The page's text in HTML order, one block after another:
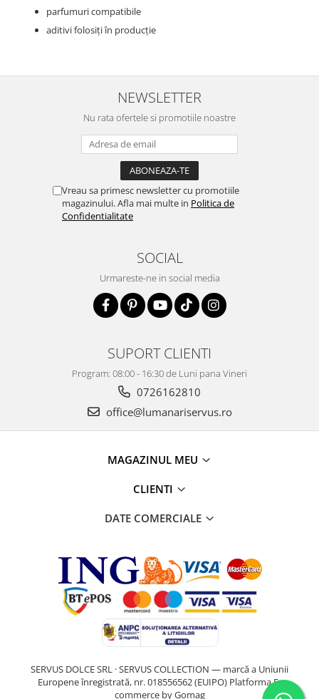
parfumuri compatibile
aditivi folosiți în producție
NEWSLETTER
Nu rata ofertele si promotiile noastre
Vreau sa primesc newsletter cu promotiile
magazinului. Afla mai multe in Politica de
Confidentialitate
SOCIAL
Urmareste-ne in social media
SUPORT CLIENTI
Program: 08:00 - 16:30 de Luni pana Vineri
0726162810
office@lumanariservus.ro
MAGAZINUL MEU
CLIENTI
DATE COMERCIALE
SERVUS DOLCE SRL · SERVUS COLLECTION — marcă a Uniunii
Europene înregistrată, nr. 018556562 (EUIPO) Platforma E-
commerce by Gomag